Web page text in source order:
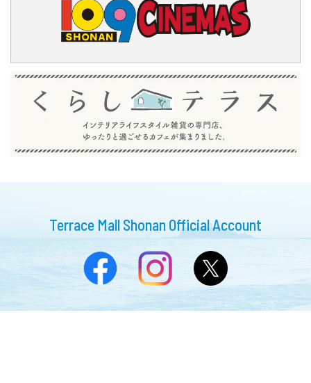
Terrace Mall Shonan Official Account